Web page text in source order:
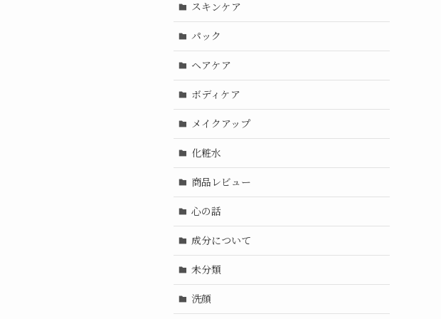
スキンケア
パック
ヘアケア
ボディケア
メイクアップ
化粧水
商品レビュー
心の話
成分について
未分類
洗顔